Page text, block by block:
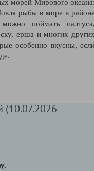
морей Мирового
рыбы в море в
поймать
ерша и многих
особенно вкусны,
(10.07.2026